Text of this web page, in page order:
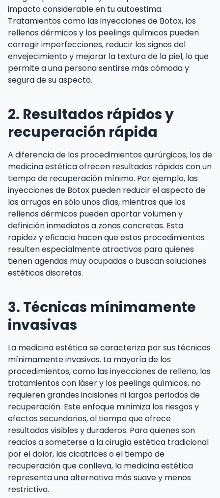
impacto considerable en tu autoestima.
Tratamientos como las inyecciones de Botox, los
rellenos dérmicos y los peelings químicos pueden
corregir imperfecciones, reducir los signos del
envejecimiento y mejorar la textura de la piel, lo que
permite a una persona sentirse más cómoda y
segura de su aspecto.
2. Resultados rápidos y
recuperación rápida
A diferencia de los procedimientos quirúrgicos, los de
medicina estética ofrecen resultados rápidos con un
tiempo de recuperación mínimo. Por ejemplo, las
inyecciones de Botox pueden reducir el aspecto de
las arrugas en sólo unos días, mientras que los
rellenos dérmicos pueden aportar volumen y
definición inmediatos a zonas concretas. Esta
rapidez y eficacia hacen que estos procedimientos
resulten especialmente atractivos para quienes
tienen agendas muy ocupadas o buscan soluciones
estéticas discretas.
3. Técnicas mínimamente
invasivas
La medicina estética se caracteriza por sus técnicas
mínimamente invasivas. La mayoría de los
procedimientos, como las inyecciones de relleno, los
tratamientos con láser y los peelings químicos, no
requieren grandes incisiones ni largos periodos de
recuperación. Este enfoque minimiza los riesgos y
efectos secundarios, al tiempo que ofrece
resultados visibles y duraderos. Para quienes son
reacios a someterse a la cirugía estética tradicional
por el dolor, las cicatrices o el tiempo de
recuperación que conlleva, la medicina estética
representa una alternativa más suave y menos
restrictiva.